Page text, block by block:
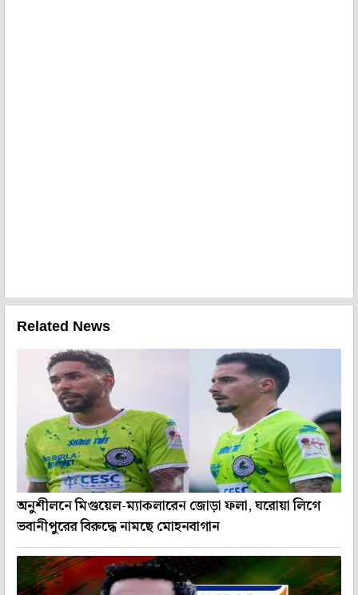
Related News
অনুশীলনে মিগুয়েল-ম্যাকলারেন জোড়া ফলা, ঘরোয়া লিগে
ভবানীপুরের বিরুদ্ধে নামছে মোহনবাগান